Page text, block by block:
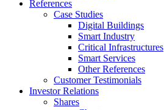
References
Case Studies
Digital Buildings
Smart Industry
Critical Infrastructures
Smart Services
Other References
Customer Testimonials
Investor Relations
Shares